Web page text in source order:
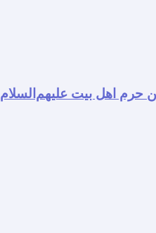
حرم اهل بیت علیهم‌السلام